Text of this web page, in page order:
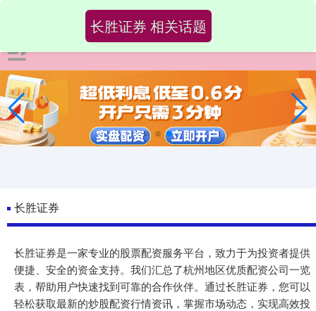
长胜证券
长胜证券是一家专业的股票配资服务平台，致力于为投资者提供
便捷、安全的资金支持。我们汇总了杭州地区优质配资公司一览
表，帮助用户快速找到可靠的合作伙伴。通过长胜证券，您可以
轻松获取最新的炒股配资行情资讯，掌握市场动态，实现高效投
长胜证券 相关话题